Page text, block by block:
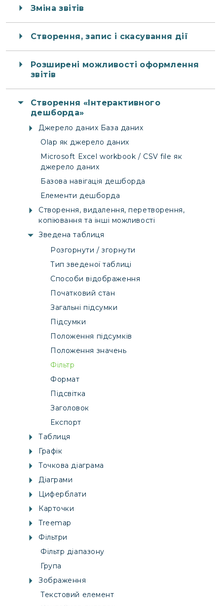
Зміна звітів
Створення, запис і скасування дії
Розширені можливості оформлення
звітів
Створення «Інтерактивного
дешборда»
Джерело даних База даних
Olap як джерело даних
Microsoft Excel workbook / CSV file як
джерело даних
Базова навігація дешборда
Елементи дешборда
Створення, видалення, перетворення,
копіювання та інші можливості
Зведена таблиця
Розгорнути / згорнути
Тип зведеної таблиці
Способи відображення
Початковий стан
Загальні підсумки
Підсумки
Положення підсумків
Положення значень
Фільтр
Формат
Підсвітка
Заголовок
Експорт
Таблиця
Графік
Точкова діаграма
Діаграми
Циферблати
Карточки
Treemap
Фільтри
Фільтр діапазону
Група
Зображення
Текстовий елемент